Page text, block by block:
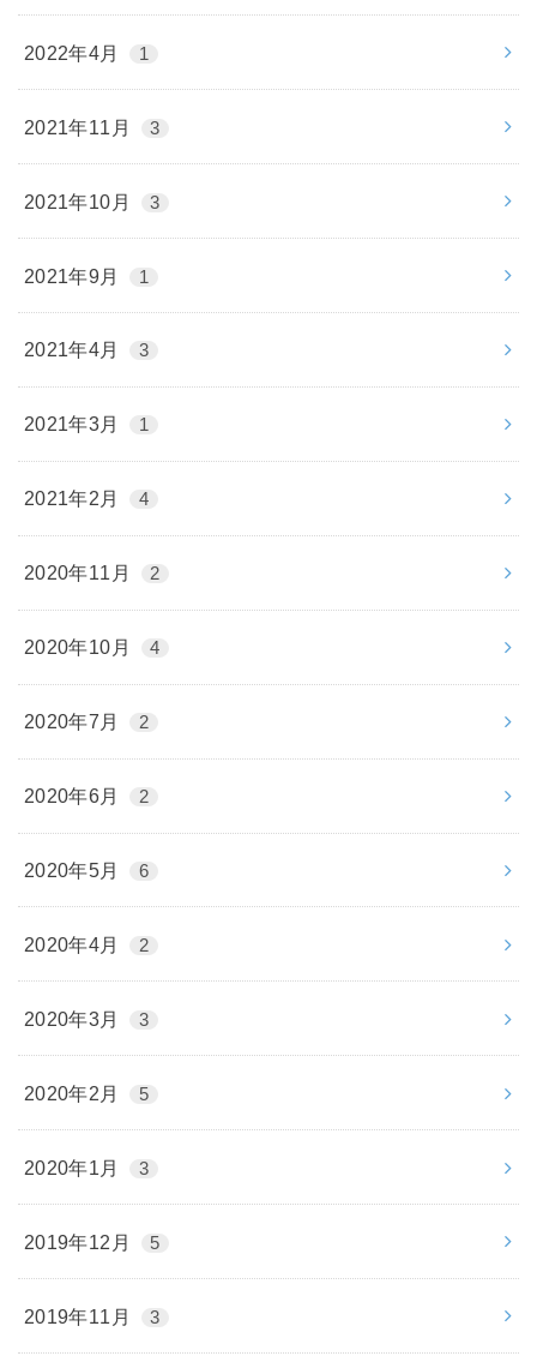
2022年4月 1
2021年11月 3
2021年10月 3
2021年9月 1
2021年4月 3
2021年3月 1
2021年2月 4
2020年11月 2
2020年10月 4
2020年7月 2
2020年6月 2
2020年5月 6
2020年4月 2
2020年3月 3
2020年2月 5
2020年1月 3
2019年12月 5
2019年11月 3